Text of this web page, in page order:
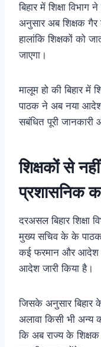
बिहार में शिक्षा
अनुसार अब शिक्षक गैर
हालांकि शिक्षकों को
जाएगा।
मालूम हो की बिहार में
पाठक ने अब नया
सबंधित पूरी
शिक्षकों से
प्रशासनिक
दरअसल बिहार
मुख्य सचिव के के पाठक
कई फरमान और आदेश
आदेश जारी किया है।
जिसके अनुसार बिहार
अलावा किसी भी अन्य
कि अब राज्य के